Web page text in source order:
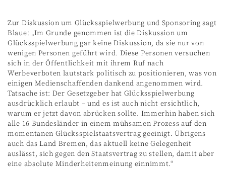
Zur Diskussion um Glücksspielwerbung und Sponsoring sagt
Blaue: „Im Grunde genommen ist die Diskussion um
Glücksspielwerbung gar keine Diskussion, da sie nur von
wenigen Personen geführt wird. Diese Personen versuchen
sich in der Öffentlichkeit mit ihrem Ruf nach
Werbeverboten lautstark politisch zu positionieren, was von
einigen Medienschaffenden dankend angenommen wird.
Tatsache ist: Der Gesetzgeber hat Glücksspielwerbung
ausdrücklich erlaubt – und es ist auch nicht ersichtlich,
warum er jetzt davon abrücken sollte. Immerhin haben sich
alle 16 Bundesländer in einem mühsamen Prozess auf den
momentanen Glücksspielstaatsvertrag geeinigt. Übrigens
auch das Land Bremen, das aktuell keine Gelegenheit
auslässt, sich gegen den Staatsvertrag zu stellen, damit aber
eine absolute Minderheitenmeinung einnimmt.“